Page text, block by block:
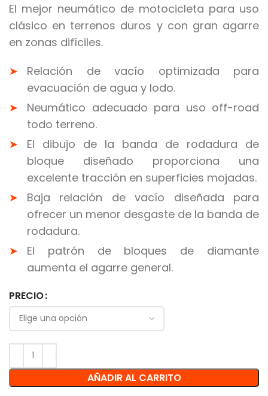
El mejor neumático de motocicleta para uso
clásico en terrenos duros y con gran agarre
en zonas difíciles.
Relación de vacío optimizada para
evacuación de agua y lodo.
Neumático adecuado para uso off-road
todo terreno.
El dibujo de la banda de rodadura de
bloque diseñado proporciona una
excelente tracción en superficies mojadas.
Baja relación de vacío diseñada para
ofrecer un menor desgaste de la banda de
rodadura.
El patrón de bloques de diamante
aumenta el agarre general.
PRECIO
AÑADIR AL CARRITO